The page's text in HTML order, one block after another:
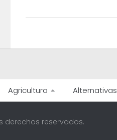
Agricultura Alternativas
derechos reservados.